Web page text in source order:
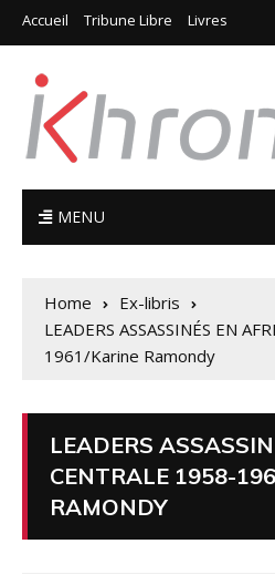
Accueil Tribune Libre Livres
MENU
Home
Ex-libris
LEADERS ASSASSINÉS EN
1961/Karine Ramondy
LEADERS
CENTRALE 1958-
RAMONDY